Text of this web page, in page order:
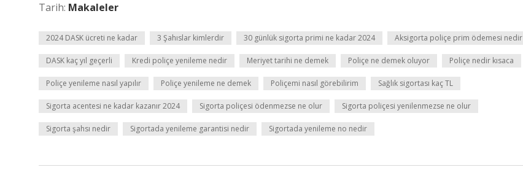
Tarih: Makaleler
2024 DASK ücreti ne kadar 3 Şahıslar kimlerdir 30 günlük sigorta primi ne kadar 2024 Aksigorta poliçe prim ödemesi nedir
DASK kaç yıl geçerli Kredi poliçe yenileme nedir Meriyet tarihi ne demek Poliçe ne demek oluyor Poliçe nedir kısaca
Poliçe yenileme nasıl yapılır Poliçe yenileme ne demek Poliçemi nasıl görebilirim Sağlık sigortası kaç TL
Sigorta acentesi ne kadar kazanır 2024 Sigorta poliçesi ödenmezse ne olur Sigorta poliçesi yenilenmezse ne olur
Sigorta şahsı nedir Sigortada yenileme garantisi nedir Sigortada yenileme no nedir